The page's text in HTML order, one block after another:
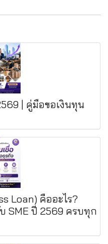
| คู่มือขอเงินทุน
Loan) คืออะไร?
SME ปี 2569 ครบทุก